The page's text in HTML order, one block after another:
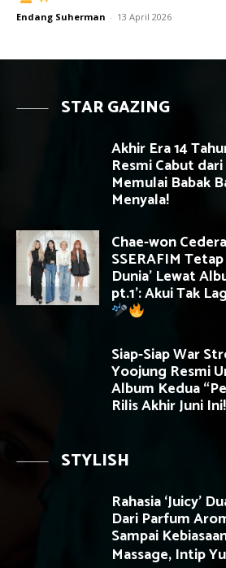
Endang Suherman - 13 April 2026
STAR GAZING
Akhir Era 14
Resmi Cabut
Memulai Babak
Menyala!
Chae-won
SSERAFIM
Dunia’ Lewat
pt.1’: Akui Tak
Siap-Siap War
Yoojung Resmi
Album Kedua
Rilis Akhir Juni Ini!
STYLISH
Rahasia ‘Juicy’
Dari Parfum
Sampai
Massage, Intip